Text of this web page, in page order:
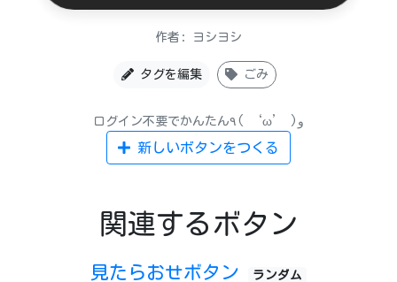
作者: ヨシヨシ
タグを編集 ごみ
ログイン不要でかんたん٩( ‘ω’ )و
新しいボタンをつくる
関連するボタン
見たらおせボタン ランダム